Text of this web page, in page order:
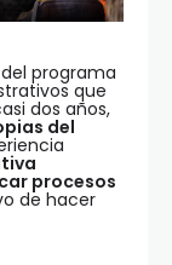
programa
que
dos años,
del
procesos
de hacer